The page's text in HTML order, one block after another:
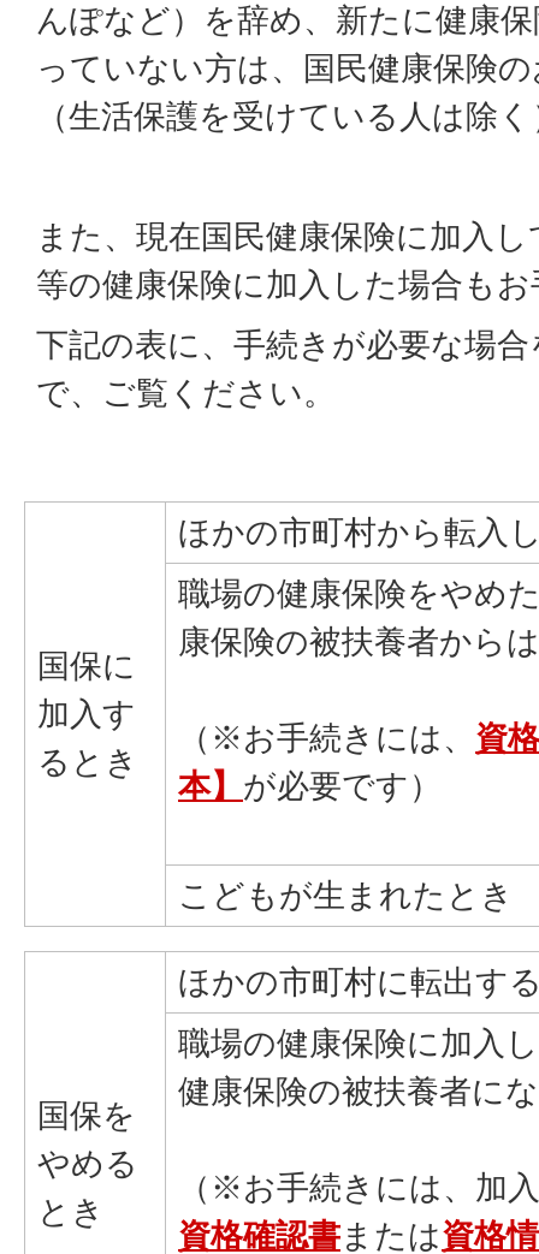
んぽなど）を辞め、新たに健康
っていない方は、国民健康保険
（生活保護を受けている人は除
また、現在国民健康保険に加入
等の健康保険に加入した場合も
下記の表に、手続きが必要な場
で、ご覧ください。
国保に
加入す
るとき
ほかの市町村から転入
職場の健康保険をやめ
康保険の被扶養者から
（※お手続きには、 資
本】 が必要です）
こどもが生まれたとき
国保を
やめる
とき
ほかの市町村に転出す
職場の健康保険に加入
健康保険の被扶養者に
（※お手続きには、加
資格確認書または資格